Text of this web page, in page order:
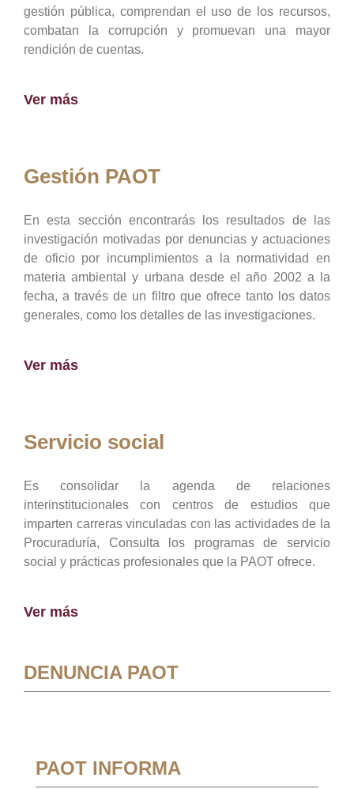
gestión pública, comprendan el uso de los recursos,
combatan la corrupción y promuevan una mayor
rendición de cuentas.
Ver más
Gestión PAOT
En esta sección encontrarás los resultados de las
investigación motivadas por denuncias y actuaciones
de oficio por incumplimientos a la normatividad en
materia ambiental y urbana desde el año 2002 a la
fecha, a través de un filtro que ofrece tanto los datos
generales, como los detalles de las investigaciones.
Ver más
Servicio social
Es consolidar la agenda de relaciones
interinstitucionales con centros de estudios que
imparten carreras vinculadas con las actividades de la
Procuraduría, Consulta los programas de servicio
social y prácticas profesionales que la PAOT ofrece.
Ver más
DENUNCIA PAOT
PAOT INFORMA